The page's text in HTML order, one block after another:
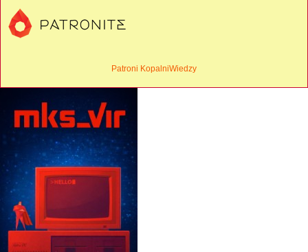
Patroni KopalniWiedzy